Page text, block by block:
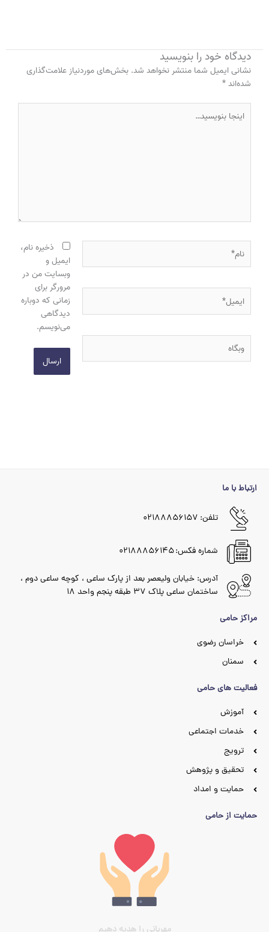
دیدگاه‌ خود را بنویسید
نشانی ایمیل شما منتشر نخواهد شد. بخش‌های موردنیاز علامت‌گذاری
شده‌اند*
بنویسید…
وبگاه
ذخیره نام،
ایمیل و
وبسایت من در
مرورگر برای
زمانی که دوباره
دیدگاهی
می‌نویسم.
ارتباط با ما
تلفن: ۰۲۱۸۸۸۵۶۱۵۷
شماره فکس: ۰۲۱۸۸۸۵۶۱۴۵
آدرس: خیابان ولیعصر بعد از پارک ساعی ، کوچه ساعی دوم ،
ساختمان ساعی پلاک ۳۷ طبقه پنجم واحد ۱۸
مراکز حامی
خراسان رضوی
سمنان
فعالیت های حامی
آموزش
خدمات اجتماعی
ترویج
تحقیق و پژوهش
حمایت و امداد
حمایت از حامی